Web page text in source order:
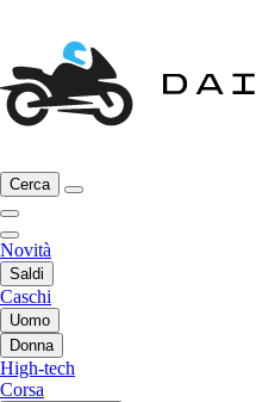
Cerca
Novità
Saldi
Caschi
Uomo
Donna
High-tech
Corsa